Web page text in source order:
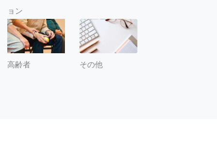
ョン
高齢者 その他